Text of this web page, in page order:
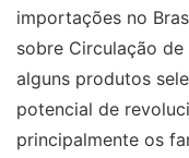
importações no
sobre Circulação
alguns produtos
potencial de
principalmente os